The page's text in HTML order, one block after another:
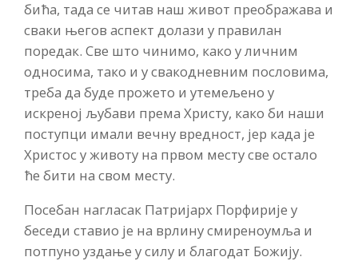
бића, тада се читав наш живот преображава и
сваки његов аспект долази у правилан
поредак. Све што чинимо, како у личним
односима, тако и у свакодневним пословима,
треба да буде прожето и утемељено у
искреној љубави према Христу, како би наши
поступци имали вечну вредност, јер када је
Христос у животу на првом месту све остало
ће бити на свом месту.
Посебан нагласак Патријарх Порфирије у
беседи ставио је на врлину смиреноумља и
потпуно уздање у силу и благодат Божију.